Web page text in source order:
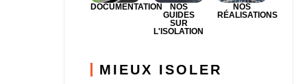
DOCUMENTATION
NOS
GUIDES
SUR
L'ISOLATION
NOS
RÉALISATIONS
MIEUX ISOLER